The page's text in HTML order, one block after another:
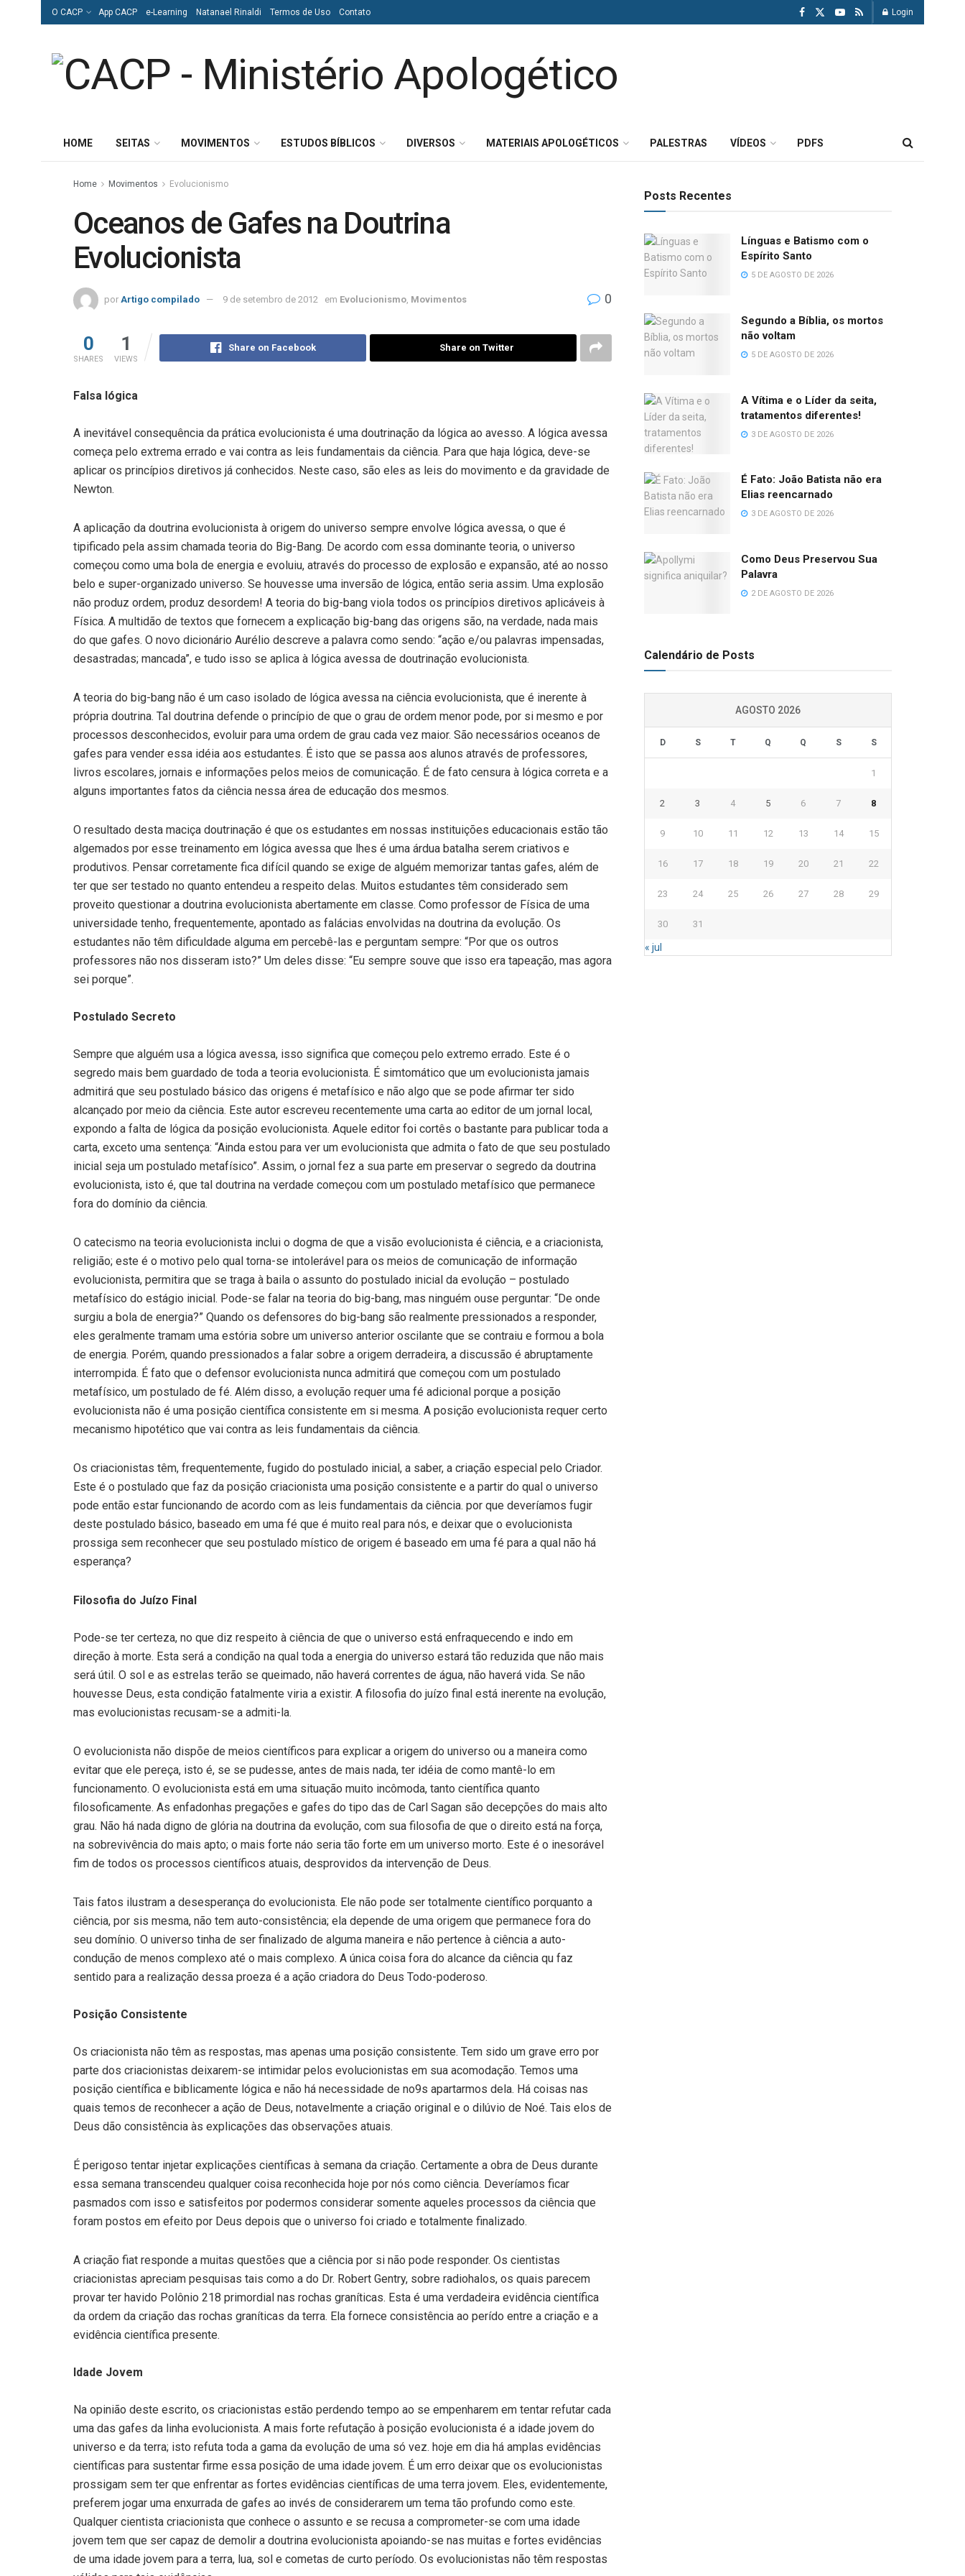
O CACP App CACP e-Learning Natanael Rinaldi Termos de Uso Contato Login
HOME SEITAS MOVIMENTOS ESTUDOS BÍBLICOS DIVERSOS MATERIAIS APOLOGÉTICOS PALESTRAS VÍDEOS PDFS
Home Movimentos Evolucionismo
Oceanos de Gafes na Doutrina
Evolucionista
por Artigo compilado 9 de setembro de 2012 em Evolucionismo Movimentos 0
0
SHARES
1
VIEWS
Share on Facebook Share on Twitter
Falsa lógica
A inevitável consequência da prática evolucionista é uma doutrinação da lógica ao avesso. A lógica avessa
começa pelo extrema errado e vai contra as leis fundamentais da ciência. Para que haja lógica, deve-se
aplicar os princípios diretivos já conhecidos. Neste caso, são eles as leis do movimento e da gravidade de
Newton.
A aplicação da doutrina evolucionista à origem do universo sempre envolve lógica avessa, o que é
tipificado pela assim chamada teoria do Big-Bang. De acordo com essa dominante teoria, o universo
começou como uma bola de energia e evoluiu, através do processo de explosão e expansão, até ao nosso
belo e super-organizado universo. Se houvesse uma inversão de lógica, então seria assim. Uma explosão
não produz ordem, produz desordem! A teoria do big-bang viola todos os princípios diretivos aplicáveis à
Física. A multidão de textos que fornecem a explicação big-bang das origens são, na verdade, nada mais
do que gafes. O novo dicionário Aurélio descreve a palavra como sendo: “ação e/ou palavras impensadas,
desastradas; mancada”, e tudo isso se aplica à lógica avessa de doutrinação evolucionista.
A teoria do big-bang não é um caso isolado de lógica avessa na ciência evolucionista, que é inerente à
própria doutrina. Tal doutrina defende o princípio de que o grau de ordem menor pode, por si mesmo e por
processos desconhecidos, evoluir para uma ordem de grau cada vez maior. São necessários oceanos de
gafes para vender essa idéia aos estudantes. É isto que se passa aos alunos através de professores,
livros escolares, jornais e informações pelos meios de comunicação. É de fato censura à lógica correta e a
alguns importantes fatos da ciência nessa área de educação dos mesmos.
O resultado desta maciça doutrinação é que os estudantes em nossas instituições educacionais estão tão
algemados por esse treinamento em lógica avessa que lhes é uma árdua batalha serem criativos e
produtivos. Pensar corretamente fica difícil quando se exige de alguém memorizar tantas gafes, além de
ter que ser testado no quanto entendeu a respeito delas. Muitos estudantes têm considerado sem
proveito questionar a doutrina evolucionista abertamente em classe. Como professor de Física de uma
universidade tenho, frequentemente, apontado as falácias envolvidas na doutrina da evolução. Os
estudantes não têm dificuldade alguma em percebê-las e perguntam sempre: “Por que os outros
professores não nos disseram isto?” Um deles disse: “Eu sempre souve que isso era tapeação, mas agora
sei porque”.
Postulado Secreto
Sempre que alguém usa a lógica avessa, isso significa que começou pelo extremo errado. Este é o
segredo mais bem guardado de toda a teoria evolucionista. É simtomático que um evolucionista jamais
admitirá que seu postulado básico das origens é metafísico e não algo que se pode afirmar ter sido
alcançado por meio da ciência. Este autor escreveu recentemente uma carta ao editor de um jornal local,
expondo a falta de lógica da posição evolucionista. Aquele editor foi cortês o bastante para publicar toda a
carta, exceto uma sentença: “Ainda estou para ver um evolucionista que admita o fato de que seu postulado
inicial seja um postulado metafísico”. Assim, o jornal fez a sua parte em preservar o segredo da doutrina
evolucionista, isto é, que tal doutrina na verdade começou com um postulado metafísico que permanece
fora do domínio da ciência.
O catecismo na teoria evolucionista inclui o dogma de que a visão evolucionista é ciência, e a criacionista,
religião; este é o motivo pelo qual torna-se intolerável para os meios de comunicação de informação
evolucionista, permitira que se traga à baila o assunto do postulado inicial da evolução – postulado
metafísico do estágio inicial. Pode-se falar na teoria do big-bang, mas ninguém ouse perguntar: “De onde
surgiu a bola de energia?” Quando os defensores do big-bang são realmente pressionados a responder,
eles geralmente tramam uma estória sobre um universo anterior oscilante que se contraiu e formou a bola
de energia. Porém, quando pressionados a falar sobre a origem derradeira, a discussão é abruptamente
interrompida. É fato que o defensor evolucionista nunca admitirá que começou com um postulado
metafísico, um postulado de fé. Além disso, a evolução requer uma fé adicional porque a posição
evolucionista não é uma posição científica consistente em si mesma. A posição evolucionista requer certo
mecanismo hipotético que vai contra as leis fundamentais da ciência.
Os criacionistas têm, frequentemente, fugido do postulado inicial, a saber, a criação especial pelo Criador.
Este é o postulado que faz da posição criacionista uma posição consistente e a partir do qual o universo
pode então estar funcionando de acordo com as leis fundamentais da ciência. por que deveríamos fugir
deste postulado básico, baseado em uma fé que é muito real para nós, e deixar que o evolucionista
prossiga sem reconhecer que seu postulado místico de origem é baseado em uma fé para a qual não há
esperança?
Filosofia do Juízo Final
Pode-se ter certeza, no que diz respeito à ciência de que o universo está enfraquecendo e indo em
direção à morte. Esta será a condição na qual toda a energia do universo estará tão reduzida que não mais
será útil. O sol e as estrelas terão se queimado, não haverá correntes de água, não haverá vida. Se não
houvesse Deus, esta condição fatalmente viria a existir. A filosofia do juízo final está inerente na evolução,
mas evolucionistas recusam-se a admiti-la.
O evolucionista não dispõe de meios científicos para explicar a origem do universo ou a maneira como
evitar que ele pereça, isto é, se se pudesse, antes de mais nada, ter idéia de como mantê-lo em
funcionamento. O evolucionista está em uma situação muito incômoda, tanto científica quanto
filosoficamente. As enfadonhas pregações e gafes do tipo das de Carl Sagan são decepções do mais alto
grau. Não há nada digno de glória na doutrina da evolução, com sua filosofia de que o direito está na força,
na sobrevivência do mais apto; o mais forte náo seria tão forte em um universo morto. Este é o inesorável
fim de todos os processos científicos atuais, desprovidos da intervenção de Deus.
Tais fatos ilustram a desesperança do evolucionista. Ele não pode ser totalmente científico porquanto a
ciência, por sis mesma, não tem auto-consistência; ela depende de uma origem que permanece fora do
seu domínio. O universo tinha de ser finalizado de alguma maneira e não pertence à ciência a auto-
condução de menos complexo até o mais complexo. A única coisa fora do alcance da ciência qu faz
sentido para a realização dessa proeza é a ação criadora do Deus Todo-poderoso.
Posição Consistente
Os criacionista não têm as respostas, mas apenas uma posição consistente. Tem sido um grave erro por
parte dos criacionistas deixarem-se intimidar pelos evolucionistas em sua acomodação. Temos uma
posição científica e biblicamente lógica e não há necessidade de no9s apartarmos dela. Há coisas nas
quais temos de reconhecer a ação de Deus, notavelmente a criação original e o dilúvio de Noé. Tais elos de
Deus dão consistência às explicações das observações atuais.
É perigoso tentar injetar explicações científicas à semana da criação. Certamente a obra de Deus durante
essa semana transcendeu qualquer coisa reconhecida hoje por nós como ciência. Deveríamos ficar
pasmados com isso e satisfeitos por podermos considerar somente aqueles processos da ciência que
foram postos em efeito por Deus depois que o universo foi criado e totalmente finalizado.
A criação fiat responde a muitas questões que a ciência por si não pode responder. Os cientistas
criacionistas apreciam pesquisas tais como a do Dr. Robert Gentry, sobre radiohalos, os quais parecem
provar ter havido Polônio 218 primordial nas rochas graníticas. Esta é uma verdadeira evidência científica
da ordem da criação das rochas graníticas da terra. Ela fornece consistência ao perído entre a criação e a
evidência científica presente.
Idade Jovem
Na opinião deste escrito, os criacionistas estão perdendo tempo ao se empenharem em tentar refutar cada
uma das gafes da linha evolucionista. A mais forte refutação à posição evolucionista é a idade jovem do
universo e da terra; isto refuta toda a gama da evolução de uma só vez. hoje em dia há amplas evidências
científicas para sustentar firme essa posição de uma idade jovem. É um erro deixar que os evolucionistas
prossigam sem ter que enfrentar as fortes evidências científicas de uma terra jovem. Eles, evidentemente,
preferem jogar uma enxurrada de gafes ao invés de considerarem um tema tão profundo como este.
Qualquer cientista criacionista que conhece o assunto e se recusa a comprometer-se com uma idade
jovem tem que ser capaz de demolir a doutrina evolucionista apoiando-se nas muitas e fortes evidências
de uma idade jovem para a terra, lua, sol e cometas de curto período. Os evolucionistas não têm respostas
Posts Recentes
Línguas e Batismo com o
Espírito Santo
5 DE AGOSTO DE 2026
Segundo a Bíblia, os mortos
não voltam
5 DE AGOSTO DE 2026
A Vítima e o Líder da seita,
tratamentos diferentes!
3 DE AGOSTO DE 2026
É Fato: João Batista não era
Elias reencarnado
3 DE AGOSTO DE 2026
Como Deus Preservou Sua
Palavra
2 DE AGOSTO DE 2026
Calendário de Posts
AGOSTO 2026
D S T Q Q S S
1
2 3 4 5 6 7 8
9 10 11 12 13 14 15
16 17 18 19 20 21 22
23 24 25 26 27 28 29
30 31
« jul